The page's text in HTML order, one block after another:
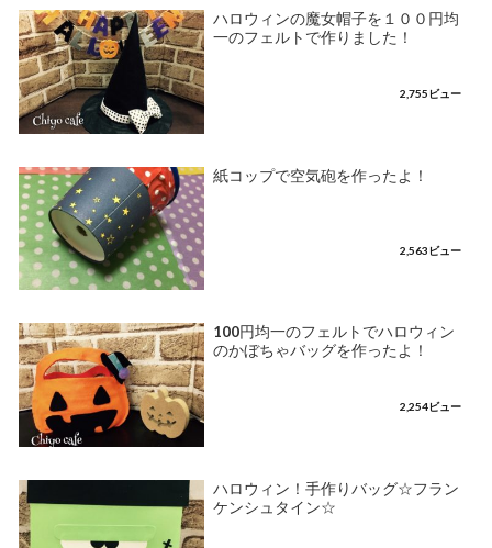
ハロウィンの魔女帽子を１００円均
一のフェルトで作りました！
2,755ビュー
紙コップで空気砲を作ったよ！
2,563ビュー
100円均一のフェルトでハロウィン
のかぼちゃバッグを作ったよ！
2,254ビュー
ハロウィン！手作りバッグ☆フラン
ケンシュタイン☆